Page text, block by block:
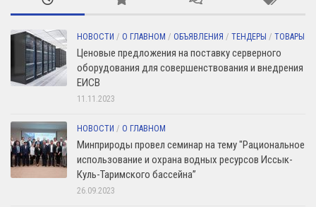
НОВОСТИ / О ГЛАВНОМ / ОБЪЯВЛЕНИЯ / ТЕНДЕРЫ / ТОВАРЫ
Ценовые предложения на поставку серверного
оборудования для совершенствования и внедрения
ЕИСВ
11.11.2023
НОВОСТИ / О ГЛАВНОМ
Минприроды провел семинар на тему "Рациональное
использование и охрана водных ресурсов Иссык-
Куль-Таримского бассейна”
26.09.2023